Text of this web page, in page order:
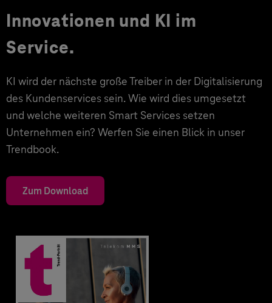
Innovationen und KI im
Service.
KI wird der nächste große Treiber in der Digitalisierung
des Kundenservices sein. Wie wird dies umgesetzt
und welche weiteren Smart Services setzen
Unternehmen ein? Werfen Sie einen Blick in unser
Trendbook.
Zum Download